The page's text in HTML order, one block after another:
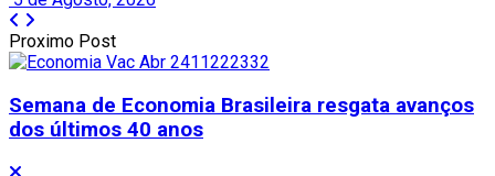
Proximo Post
Semana de Economia Brasileira resgata avanços
dos últimos 40 anos